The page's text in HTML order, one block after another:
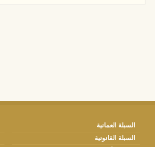
السبلة العمانية
السبلة القانونية